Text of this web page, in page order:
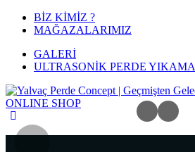
BİZ KİMİZ ?
MAĞAZALARIMIZ
GALERİ
ULTRASONİK PERDE YIKAMA
ONLINE SHOP